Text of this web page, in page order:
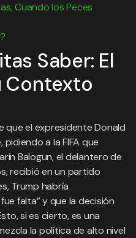
Cuando los Peces
Saber: El
Contexto
que el expresidente Donald
a la FIFA que
Balogun, el delantero de
recibió en un partido
Trump habría
falta” y que la decisión
si es cierto, es una
la política de alto nivel